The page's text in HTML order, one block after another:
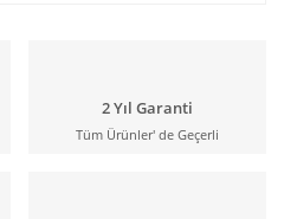
2 Yıl Garanti
Tüm Ürünler' de Geçerli